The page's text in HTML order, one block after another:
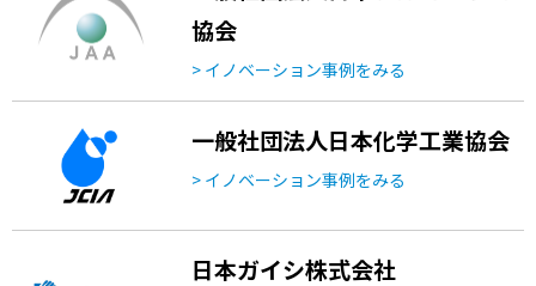
協会
> イノベーション事例をみる
一般社団法人日本化学工業協会
> イノベーション事例をみる
日本ガイシ株式会社